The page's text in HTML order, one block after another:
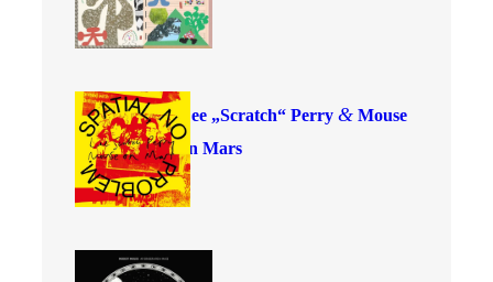
Lee „Scratch“ Perry& Mouse
on Mars